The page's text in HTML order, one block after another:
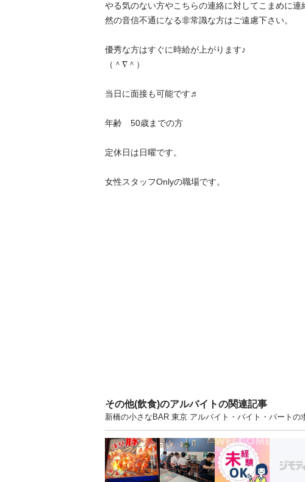
やる気のない方やこちらの連絡に対してこまめに連
然の音信不通になる非常識な方はご遠慮下さい。
優秀な方はすぐに時給が上がります♪
（＾∇＾）
当日に面接も可能です♬
年齢　50歳までの方
定休日は日曜です。
女性スタッフOnlyの職場です。
その他(飲食)のアルバイトの関連記事
新橋の小さなBAR 東京 アルバイト・バイト・パートの